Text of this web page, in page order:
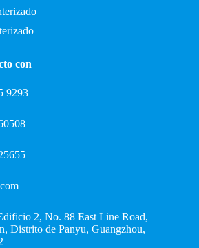
con
9293
2, No. 88 East Line Road,
Distrito de Panyu, Guangzhou,